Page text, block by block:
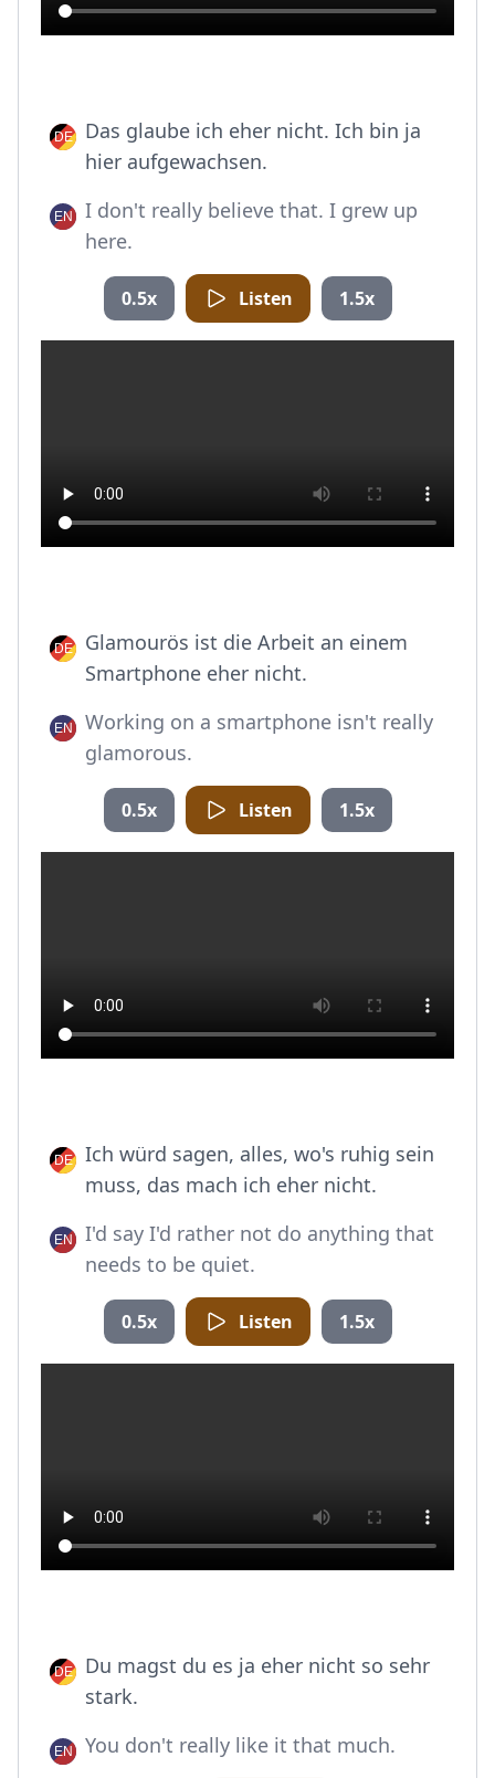
Das glaube ich eher nicht. Ich bin ja
hier aufgewachsen.
I don't really believe that. I grew up
here.
0.5x Listen 1.5x
Glamourös ist die Arbeit an einem
Smartphone eher nicht.
Working on a smartphone isn't really
glamorous.
0.5x Listen 1.5x
Ich würd sagen, alles, wo's ruhig sein
muss, das mach ich eher nicht.
I'd say I'd rather not do anything that
needs to be quiet.
0.5x Listen 1.5x
Du magst du es ja eher nicht so sehr
stark.
You don't really like it that much.